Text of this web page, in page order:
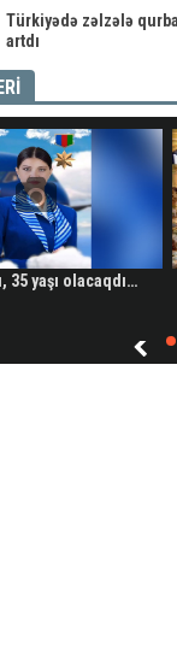
Türkiyədə zəlzələ
artdı
35 yaşı olacaqdı…